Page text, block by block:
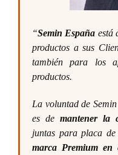
“Semin España está
productos a sus
también para los
productos.
La voluntad de
es de mantener la
juntas para placa
marca Premium en